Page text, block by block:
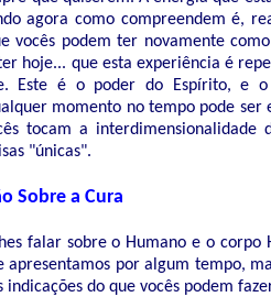
agora como compreendem é,
vocês podem ter novamente
hoje... que esta experiência é
Este é o poder do Espírito, e
momento no tempo pode ser
tocam a
"únicas".
Sobre a Cura
falar sobre o Humano e o
apresentamos por algum tempo,
indicações do que vocês podem